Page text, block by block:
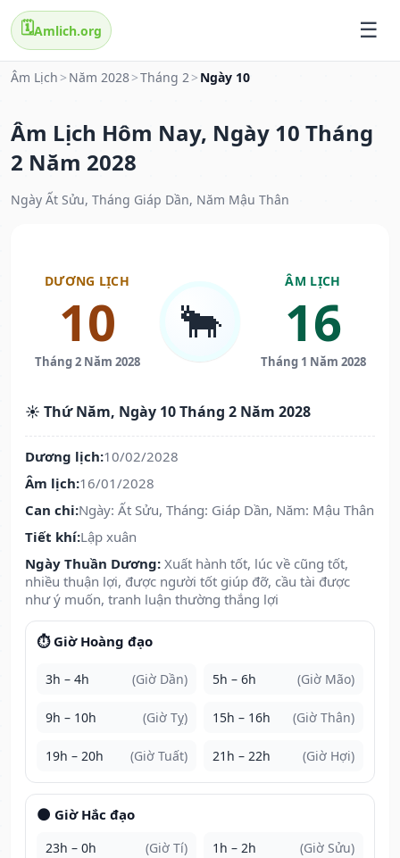
🗓️Amlich.org
Âm Lịch > Năm 2028>Tháng 2> Ngày 10
Âm Lịch Hôm Nay, Ngày 10 Tháng
2 Năm 2028
Ngày Ất Sửu, Tháng Giáp Dần, Năm Mậu Thân
DƯƠNG LỊCH
10
Tháng 2 Năm 2028
🐂
ÂM LỊCH
16
Tháng 1 Năm 2028
☀️ Thứ Năm, Ngày 10 Tháng 2 Năm 2028
Dương lịch:10/02/2028
Âm lịch:16/01/2028
Can chi:Ngày: Ất Sửu, Tháng: Giáp Dần, Năm: Mậu Thân
Tiết khí:Lập xuân
Ngày Thuần Dương: Xuất hành tốt, lúc về cũng tốt,
nhiều thuận lợi, được người tốt giúp đỡ, cầu tài được
như ý muốn, tranh luận thường thắng lợi
⏱️ Giờ Hoàng đạo
3h – 4h (Giờ Dần) 5h – 6h (Giờ Mão)
9h – 10h (Giờ Tỵ) 15h – 16h (Giờ Thân)
19h – 20h (Giờ Tuất) 21h – 22h (Giờ Hợi)
🌑 Giờ Hắc đạo
23h – 0h (Giờ Tí) 1h – 2h (Giờ Sửu)